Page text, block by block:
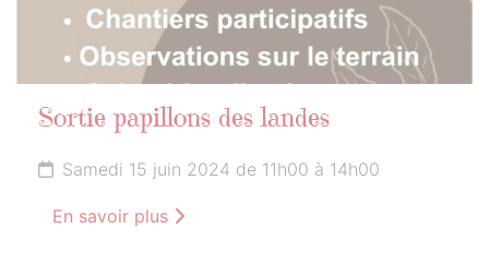
Sortie papillons des landes
Samedi 15 juin 2024 de 11h00 à 14h00
En savoir plus